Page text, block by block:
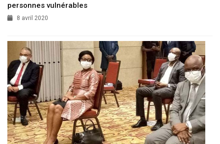
personnes vulnérables
8 avril 2020